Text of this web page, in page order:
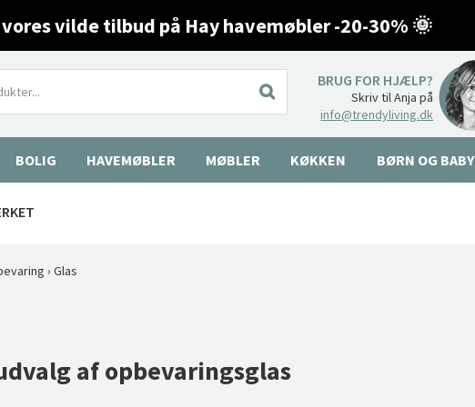
vores vilde tilbud på Hay havemøbler -20-30% 🌞
BRUG FOR HJÆLP?
Skriv til Anja på
info@trendyliving.dk
BOLIG HAVEMØBLER MØBLER KØKKEN BØRN OG BABY
› Glas
af opbevaringsglas